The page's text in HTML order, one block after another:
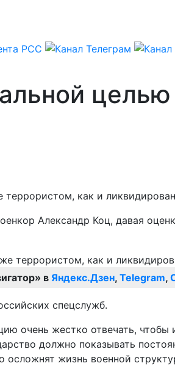
как и
Александр Коц, давая
в Яндекс.Дзен, Telegram,
спецслужб.
очень жестко отвечать,
должно показывать
жизнь военной